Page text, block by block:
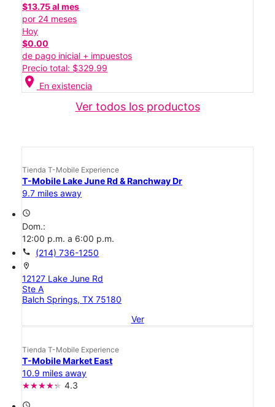
$13.75 al mes
por 24 meses
Hoy
$0.00
de pago inicial + impuestos
Precio total: $329.99
location_on En existencia
Ver todos los productos
Tienda T-Mobile Experience
T-Mobile Lake June Rd & Ranchway Dr
9.7 miles away
access_time
Dom.:
12:00 p.m. a 6:00 p.m.
call (214) 736-1250
location_on
12127 Lake June Rd
Ste A
Balch Springs, TX 75180
Ver
Tienda T-Mobile Experience
T-Mobile Market East
10.9 miles away
4.3